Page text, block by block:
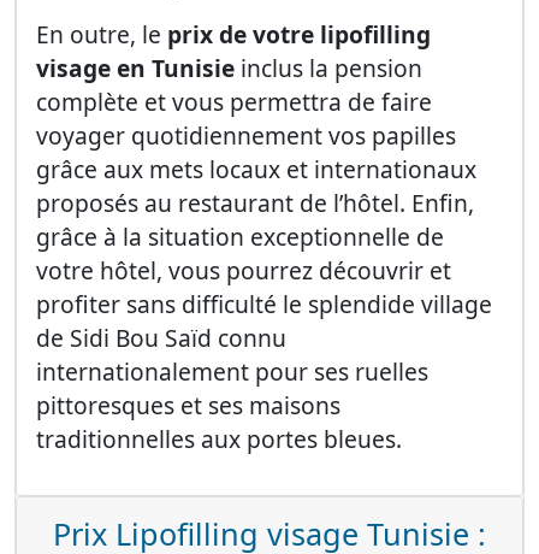
En outre, le prix de votre lipofilling
visage en Tunisie inclus la pension
complète et vous permettra de faire
voyager quotidiennement vos papilles
grâce aux mets locaux et internationaux
proposés au restaurant de l’hôtel. Enfin,
grâce à la situation exceptionnelle de
votre hôtel, vous pourrez découvrir et
profiter sans difficulté le splendide village
de Sidi Bou Saïd connu
internationalement pour ses ruelles
pittoresques et ses maisons
traditionnelles aux portes bleues.
Prix Lipofilling visage Tunisie :